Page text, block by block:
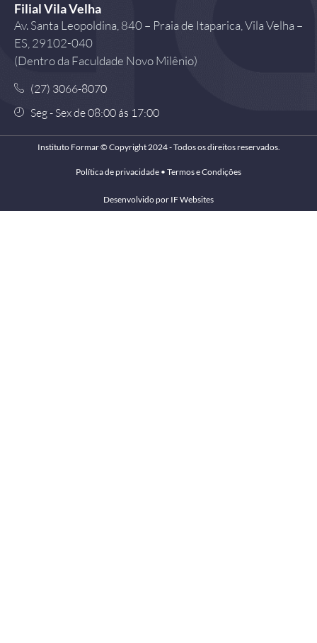
Filial Vila Velha
Av. Santa Leopoldina, 840 – Praia de Itaparica, Vila Velha –
ES, 29102-040
(Dentro da Faculdade Novo Milênio)
(27) 3066-8070
Seg - Sex de 08:00 ás 17:00
Instituto Formar © Copyright 2024 - Todos os direitos reservados.
Política de privacidade • Termos e Condições
Desenvolvido por IF Websites